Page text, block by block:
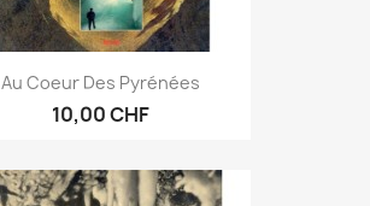
Au Coeur Des Pyrénées
10,00 CHF